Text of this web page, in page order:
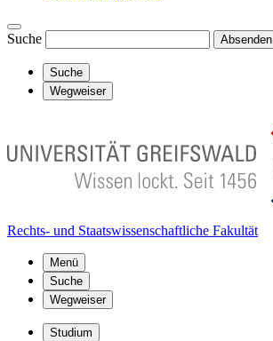
Suche Absenden
Suche
Wegweiser
Rechts- und Staatswissenschaftliche Fakultät
Menü
Suche
Wegweiser
Studium